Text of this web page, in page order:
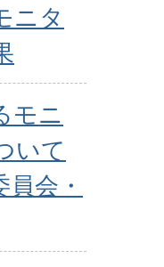
ニタ
モニ
いて
員会・